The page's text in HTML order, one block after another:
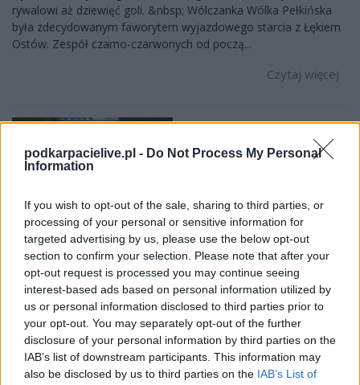
podkarpacielive.pl - Do Not Process My Personal
Information
If you wish to opt-out of the sale, sharing to third parties, or
processing of your personal or sensitive information for
targeted advertising by us, please use the below opt-out
section to confirm your selection. Please note that after your
opt-out request is processed you may continue seeing
interest-based ads based on personal information utilized by
us or personal information disclosed to third parties prior to
your opt-out. You may separately opt-out of the further
disclosure of your personal information by third parties on the
IAB’s list of downstream participants. This information may
also be disclosed by us to third parties on the IAB’s List of
rywalowi aż dziewięć goli. &nbsp; Wólczanka Wólka Pełkińska
była zdecydowanym faworytem wyjazdowego starcia z Łękiem
Ostów. Zespół czarno-czarwonych od począ...
Czytaj więcej
Klasa O Jarosław:
Sanoczanka Święte
Ostrów. Kanonada
goli w Skołoszowie
2018-11-06 12:00
Sanoczanka Święte pokonała na własnym boisku Łęk Ostrów 2-
0. Starcie drużyn z czuba oraz ze środka tabeli pokazało, że ich
w niej miejsca nie są przypadkowe. &nbsp; Wynik spotkania w
30.minucie celnym strzałem otworzył Damian Kiełbowicz. Dla
19-latka była to czwarta bramka w barwac...
Czytaj więcej